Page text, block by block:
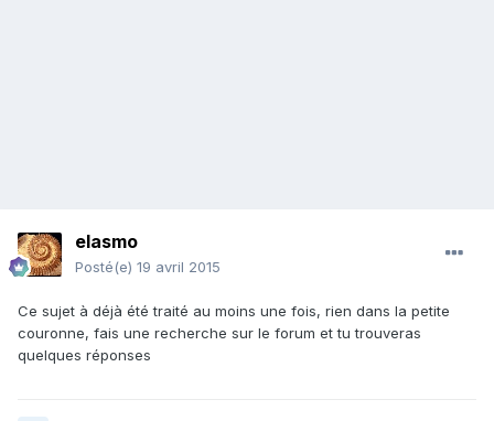
elasmo
Posté(e) 19 avril 2015
Ce sujet à déjà été traité au moins une fois, rien dans la petite
couronne, fais une recherche sur le forum et tu trouveras
quelques réponses